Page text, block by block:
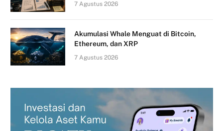
7 Agustus 2026
Akumulasi Whale Menguat di Bitcoin,
Ethereum, dan XRP
7 Agustus 2026